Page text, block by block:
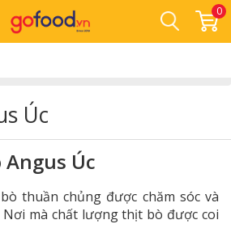
0
Úc
Úc
thuần chủng được chăm sóc và
mà chất lượng thịt bò được coi